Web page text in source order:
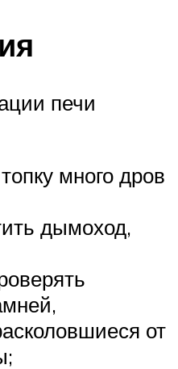
печи
много дров
дымоход,
от